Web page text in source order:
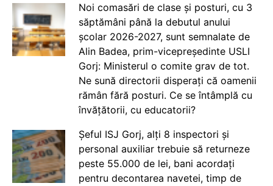
Noi comasări de clase și posturi, cu 3
săptămâni până la debutul anului
școlar 2026-2027, sunt semnalate de
Alin Badea, prim-vicepreședinte USLI
Gorj: Ministerul o comite grav de tot.
Ne sună directorii disperați că oamenii
rămân fără posturi. Ce se întâmplă cu
învățătorii, cu educatorii?
Șeful ISJ Gorj, alți 8 inspectori și
personal auxiliar trebuie să returneze
peste 55.000 de lei, bani acordați
pentru decontarea navetei, timp de